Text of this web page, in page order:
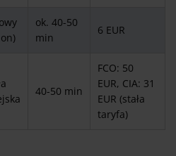
ok. 40-50
min
6 EUR
40-50 min
FCO: 50
EUR, CIA: 31
EUR (stała
taryfa)